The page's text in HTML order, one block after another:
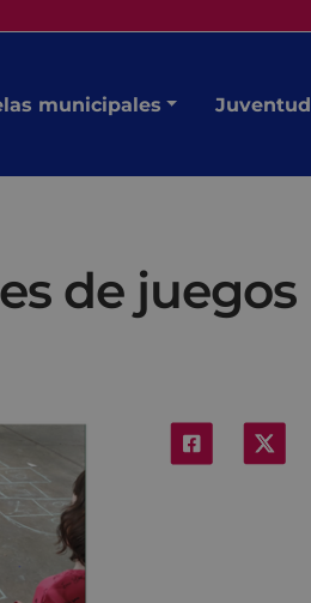
municipales Juventud
de juegos